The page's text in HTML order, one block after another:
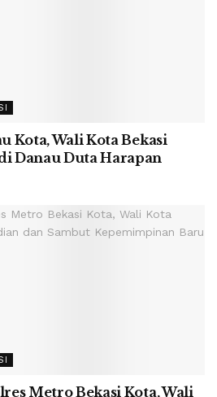
Kota, Wali Kota Bekasi
Danau Duta Harapan
Metro Bekasi Kota, Wali